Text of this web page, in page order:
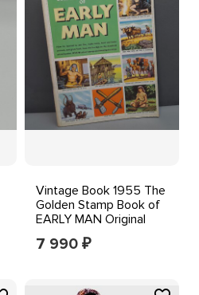
Vintage Book 1955 The
Golden Stamp Book of
EARLY MAN Original
7 990 ₽